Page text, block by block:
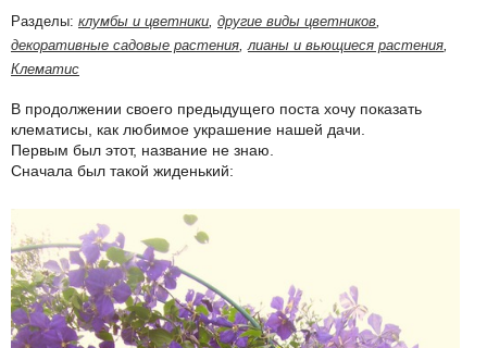
Разделы: клумбы и цветники, другие виды цветников,
декоративные садовые растения,лианы и вьющиеся растения,
Клематис
В продолжении своего предыдущего поста хочу показать
клематисы, как любимое украшение нашей дачи.
Первым был этот, название не знаю.
Сначала был такой жиденький: